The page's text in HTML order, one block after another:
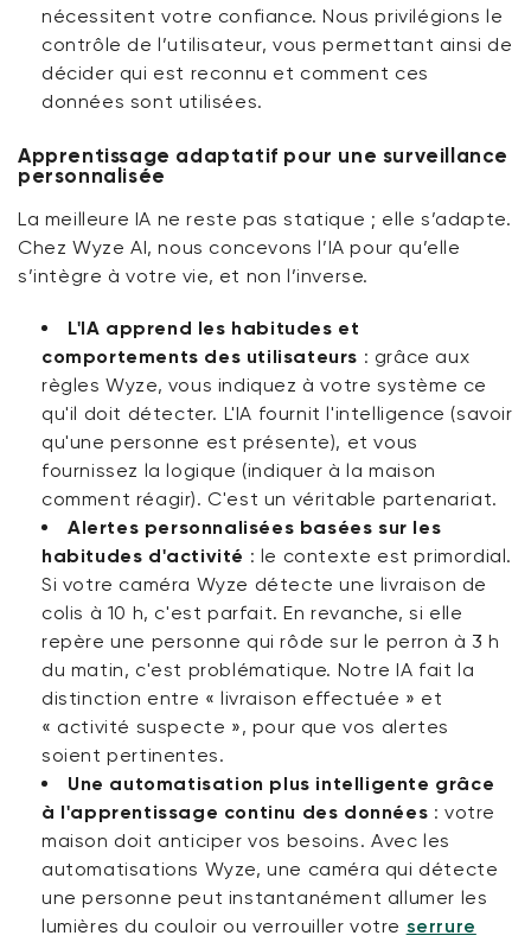
nécessitent votre confiance. Nous privilégions le
contrôle de l’utilisateur, vous permettant ainsi de
décider qui est reconnu et comment ces
données sont utilisées.
Apprentissage adaptatif pour une surveillance
personnalisée
La meilleure IA ne reste pas statique ; elle s’adapte.
Chez Wyze AI, nous concevons l’IA pour qu’elle
s’intègre à votre vie, et non l’inverse.
L'IA apprend les habitudes et
comportements des utilisateurs : grâce aux
règles Wyze, vous indiquez à votre système ce
qu'il doit détecter. L'IA fournit l'intelligence (savoir
qu'une personne est présente), et vous
fournissez la logique (indiquer à la maison
comment réagir). C'est un véritable partenariat.
Alertes personnalisées basées sur les
habitudes d'activité : le contexte est primordial.
Si votre caméra Wyze détecte une livraison de
colis à 10 h, c'est parfait. En revanche, si elle
repère une personne qui rôde sur le perron à 3 h
du matin, c'est problématique. Notre IA fait la
distinction entre « livraison effectuée » et
« activité suspecte », pour que vos alertes
soient pertinentes.
Une automatisation plus intelligente grâce
à l'apprentissage continu des données : votre
maison doit anticiper vos besoins. Avec les
automatisations Wyze, une caméra qui détecte
une personne peut instantanément allumer les
lumières du couloir ou verrouiller votre serrure